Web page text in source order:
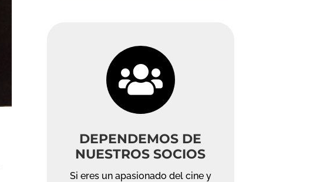

DEPENDEMOS DE
NUESTROS SOCIOS
Si eres un apasionado del cine y